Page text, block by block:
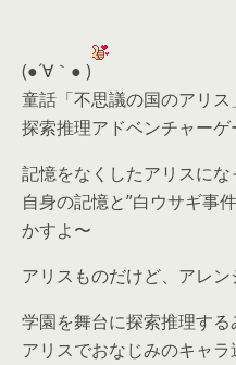
(●´∀｀● )
童話「不思議の国のアリ
探索推理アドベンチャーゲ
記憶をなくしたアリスにな
自身の記憶と”白ウサギ事
かすよ〜
アリスものだけど、アレン
学園を舞台に探索推理する
アリスでおなじみのキャラ